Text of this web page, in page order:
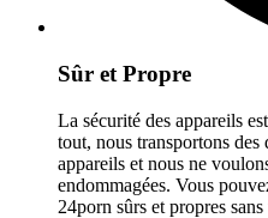
Sûr et Propre
La sécurité des appareils
tout, nous transportons des
appareils et nous ne
endommagées. Vous
24porn sûrs et propres